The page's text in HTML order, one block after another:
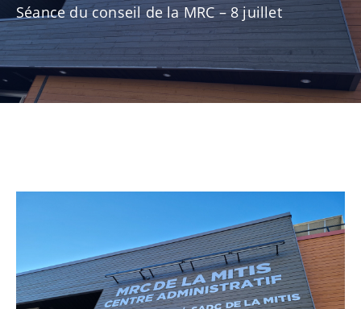
ACCUEIL
NOUVELLES
CONSEIL
OFFRES
ADMINISTRATIVES
INTRANET
Séance du conseil de la MRC – 8 juillet